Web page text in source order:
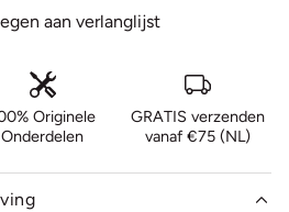
aan verlanglijst
Originele
Onderdelen
GRATIS verzenden
vanaf €75 (NL)